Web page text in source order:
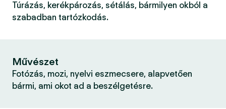
Túrázás, kerékpározás, sétálás, bármilyen okból a
szabadban tartózkodás.
Művészet
Fotózás, mozi, nyelvi eszmecsere, alapvetően
bármi, ami okot ad a beszélgetésre.